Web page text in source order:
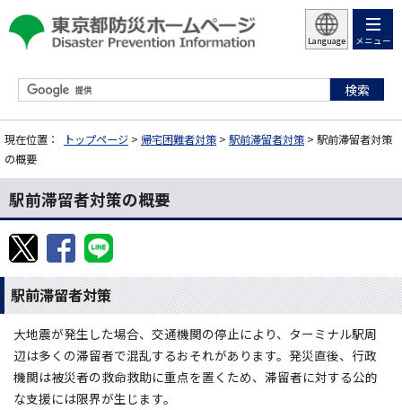
Language メニュー
現在位置： トップページ > 帰宅困難者対策 > 駅前滞留者対策 > 駅前滞留者対策
の概要
駅前滞留者対策の概要
駅前滞留者対策
大地震が発生した場合、交通機関の停止により、ターミナル駅周
辺は多くの滞留者で混乱するおそれがあります。発災直後、行政
機関は被災者の救命救助に重点を置くため、滞留者に対する公的
な支援には限界が生じます。